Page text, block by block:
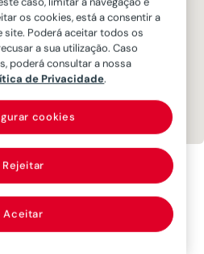
A, 8125-116 Quarteira,
os cookies, está a consentir a
site. Poderá aceitar todos os
a sua utilização. Caso
poderá consultar a nossa
de Privacidade.
Rejeitar
Aceitar
cookies